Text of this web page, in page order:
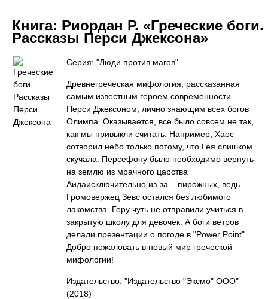
Книга: Риордан Р. «Греческие боги.
Рассказы Перси Джексона»
Серия: "Люди против магов"
Древнегреческая мифология, рассказанная
самым известным героем современности –
Перси Джексоном, лично знающим всех богов
Олимпа. Оказывается, все было совсем не так,
как мы привыкли считать. Например, Хаос
сотворил небо только потому, что Гея слишком
скучала. Персефону было необходимо вернуть
на землю из мрачного царства
Аидаисключительно из-за... пирожных, ведь
Громовержец Зевс остался без любимого
лакомства. Геру чуть не отправили учиться в
закрытую школу для девочек. А боги ветров
делали презентации о погоде в "Power Point" .
Добро пожаловать в новый мир греческой
мифологии!
Издательство: "Издательство "Эксмо" ООО"
(2018)